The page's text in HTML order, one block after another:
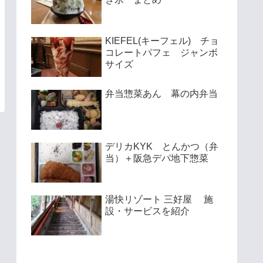
KIEFEL(キーフェル) チョ
コレートパフェ ジャンボ
サイズ
弁当惣菜あん 幕の内弁当
デリカKYK とんかつ（弁
当）＋阪急デパ地下惣菜
湯快リゾート 三好屋 施
設・サービスを紹介